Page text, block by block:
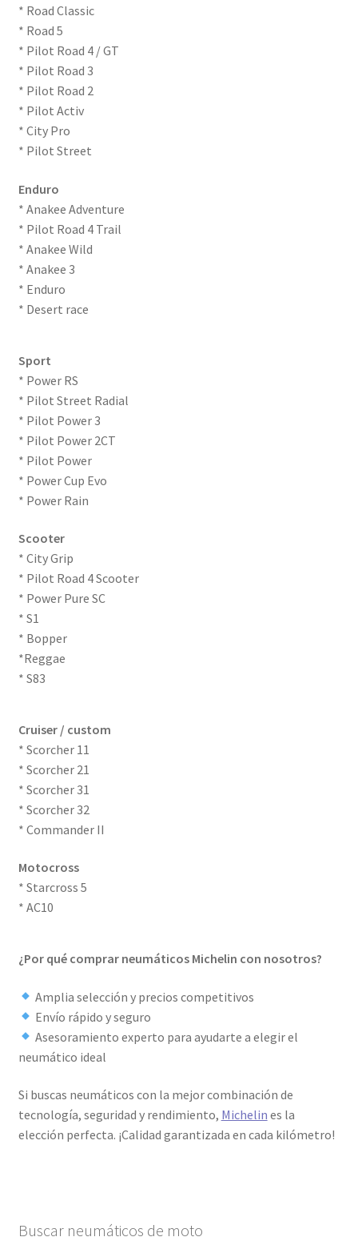
* Road Classic
* Road 5
* Pilot Road 4 / GT
* Pilot Road 3
* Pilot Road 2
* Pilot Activ
* City Pro
* Pilot Street
Enduro
* Anakee Adventure
* Pilot Road 4 Trail
* Anakee Wild
* Anakee 3
* Enduro
* Desert race
Sport
* Power RS
* Pilot Street Radial
* Pilot Power 3
* Pilot Power 2CT
* Pilot Power
* Power Cup Evo
* Power Rain
Scooter
* City Grip
* Pilot Road 4 Scooter
* Power Pure SC
* S1
* Bopper
*Reggae
* S83
Cruiser / custom
* Scorcher 11
* Scorcher 21
* Scorcher 31
* Scorcher 32
* Commander II
Motocross
* Starcross 5
* AC10
¿Por qué comprar neumáticos Michelin con nosotros?
Amplia selección y precios competitivos
Envío rápido y seguro
Asesoramiento experto para ayudarte a elegir el
neumático ideal
Si buscas neumáticos con la mejor combinación de
tecnología, seguridad y rendimiento, Michelin es la
elección perfecta. ¡Calidad garantizada en cada kilómetro!
Buscar neumáticos de moto